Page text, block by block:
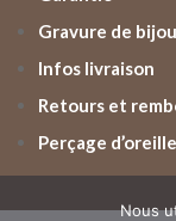
Gravure de
Infos livraison
Retours et
Perçage
Nous